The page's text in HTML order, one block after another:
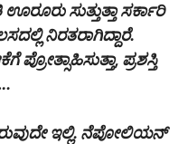
ಸುತ್ತುತ್ತಾ ಸರ್ಕಾರಿ
ನಿರತರಾಗಿದ್ದಾರೆ.
ಪ್ರಶಸ್ತಿ
ಇಲ್ಲಿ. ನೆಪೋಲಿಯನ್